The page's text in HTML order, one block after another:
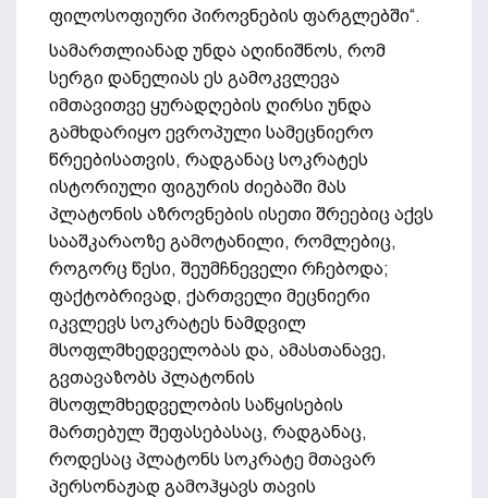
ფილოსოფიური პიროვნების ფარგლებში“.
სამართლიანად უნდა აღინიშნოს, რომ
სერგი დანელიას ეს გამოკვლევა
იმთავითვე ყურადღების ღირსი უნდა
გამხდარიყო ევროპული სამეცნიერო
წრეებისათვის, რადგანაც სოკრატეს
ისტორიული ფიგურის ძიებაში მას
პლატონის აზროვნების ისეთი შრეებიც აქვს
სააშკარაოზე გამოტანილი, რომლებიც,
როგორც წესი, შეუმჩნეველი რჩებოდა;
ფაქტობრივად, ქართველი მეცნიერი
იკვლევს სოკრატეს ნამდვილ
მსოფლმხედველობას და, ამასთანავე,
გვთავაზობს პლატონის
მსოფლმხედველობის საწყისების
მართებულ შეფასებასაც, რადგანაც,
როდესაც პლატონს სოკრატე მთავარ
პერსონაჟად გამოჰყავს თავის